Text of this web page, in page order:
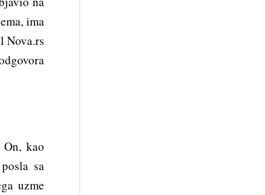
ima
Nova.rs
kao
sa
uzme